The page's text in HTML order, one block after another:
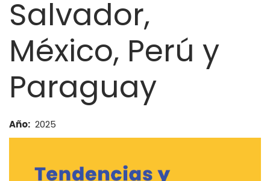
Salvador,
México, Perú y
Paraguay
Año 2025